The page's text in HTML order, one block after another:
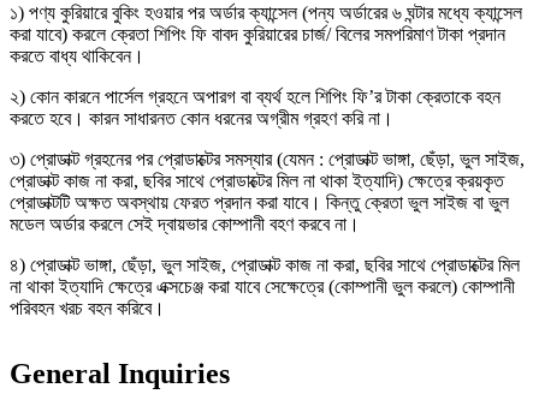
১) পণ্য কুরিয়ারে বুকিং হওয়ার পর অর্ডার ক্যান্সেল (পন্য অর্ডারের ৬ ঘন্টার মধ্যে ক্যান্সেল
করা যাবে) করলে ক্রেতা শিপিং ফি বাবদ কুরিয়ারের চার্জ/ বিলের সমপরিমাণ টাকা প্রদান
করতে বাধ্য থাকিবেন।
২) কোন কারনে পার্সেল গ্রহনে অপারগ বা ব্যর্থ হলে শিপিং ফি’র টাকা ক্রেতাকে বহন
করতে হবে। কারন সাধারনত কোন ধরনের অগ্রীম গ্রহণ করি না।
৩) প্রোডাক্ট গ্রহনের পর প্রোডাক্টের সমস্যার (যেমন : প্রোডাক্ট ভাঙ্গা, ছেঁড়া, ভুল সাইজ,
প্রোডাক্ট কাজ না করা, ছবির সাথে প্রোডাক্টের মিল না থাকা ইত্যাদি) ক্ষেত্রে ক্রয়কৃত
প্রোডাক্টটি অক্ষত অবস্থায় ফেরত প্রদান করা যাবে। কিন্তু ক্রেতা ভুল সাইজ বা ভুল
মডেল অর্ডার করলে সেই দ্বায়ভার কোম্পানী বহণ করবে না।
৪) প্রোডাক্ট ভাঙ্গা, ছেঁড়া, ভুল সাইজ, প্রোডাক্ট কাজ না করা, ছবির সাথে প্রোডাক্টের মিল
না থাকা ইত্যাদি ক্ষেত্রে এক্সচেঞ্জ করা যাবে সেক্ষেত্রে (কোম্পানী ভুল করলে) কোম্পানী
পরিবহন খরচ বহন করিবে।
General Inquiries